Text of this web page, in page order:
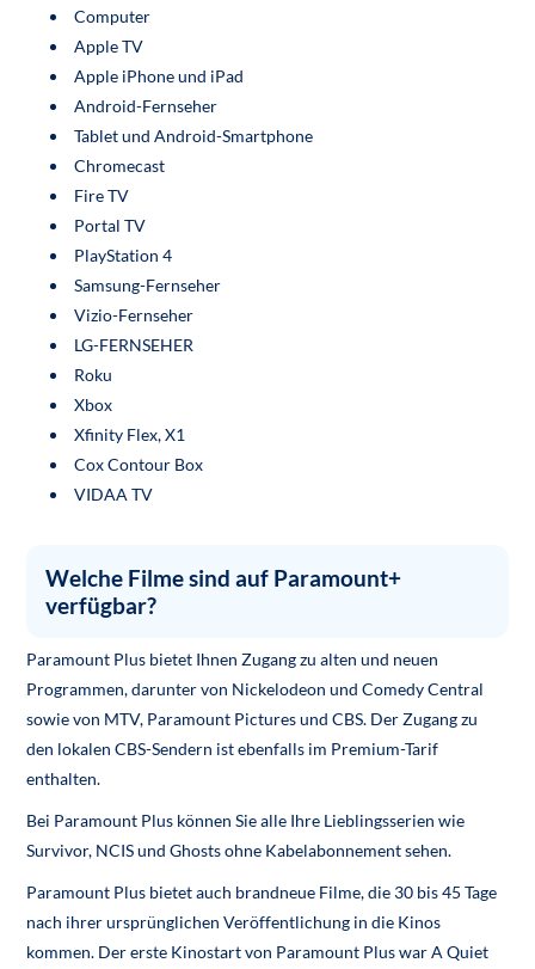
Computer
Apple TV
Apple iPhone und iPad
Android-Fernseher
Tablet und Android-Smartphone
Chromecast
Fire TV
Portal TV
PlayStation 4
Samsung-Fernseher
Vizio-Fernseher
LG-FERNSEHER
Roku
Xbox
Xfinity Flex, X1
Cox Contour Box
VIDAA TV
Welche Filme sind auf Paramount+
verfügbar?
Paramount Plus bietet Ihnen Zugang zu alten und neuen
Programmen, darunter von Nickelodeon und Comedy Central
sowie von MTV, Paramount Pictures und CBS. Der Zugang zu
den lokalen CBS-Sendern ist ebenfalls im Premium-Tarif
enthalten.
Bei Paramount Plus können Sie alle Ihre Lieblingsserien wie
Survivor, NCIS und Ghosts ohne Kabelabonnement sehen.
Paramount Plus bietet auch brandneue Filme, die 30 bis 45 Tage
nach ihrer ursprünglichen Veröffentlichung in die Kinos
kommen. Der erste Kinostart von Paramount Plus war A Quiet